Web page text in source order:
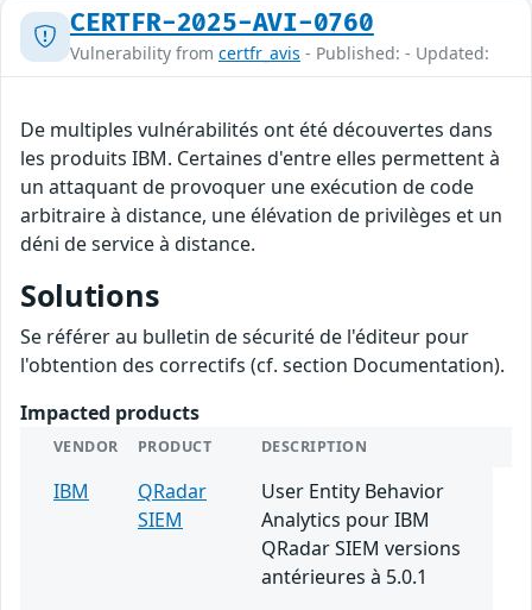
CERTFR-2025-AVI-0760
Vulnerability from certfr_avis - Published: - Updated:
De multiples vulnérabilités ont été découvertes dans
les produits IBM. Certaines d'entre elles permettent à
un attaquant de provoquer une exécution de code
arbitraire à distance, une élévation de privilèges et un
déni de service à distance.
Solutions
Se référer au bulletin de sécurité de l'éditeur pour
l'obtention des correctifs (cf. section Documentation).
Impacted products
VENDOR PRODUCT DESCRIPTION
IBM
QRadar
SIEM
User Entity Behavior
Analytics pour IBM
QRadar SIEM versions
antérieures à 5.0.1